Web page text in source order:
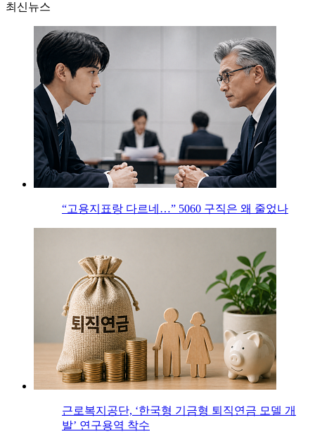
최신뉴스
“고용지표랑 다르네…” 5060 구직은 왜 줄었나
근로복지공단, ‘한국형 기금형 퇴직연금 모델 개
발’ 연구용역 착수